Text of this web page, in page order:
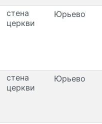
стена
церкви
Юрьево
стена
церкви
Юрьево